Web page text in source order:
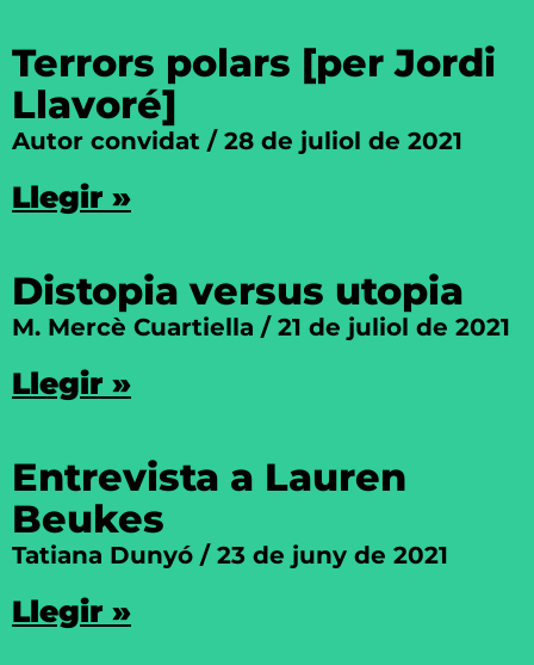
Terrors polars [per Jordi
Llavoré]
Autor convidat 28 de juliol de 2021
Llegir »
Distopia versus utopia
M. Mercè Cuartiella 21 de juliol de 2021
Llegir »
Entrevista a Lauren
Beukes
Tatiana Dunyó 23 de juny de 2021
Llegir »